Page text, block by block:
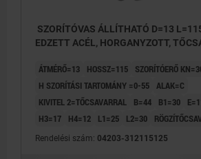
SZORÍTÓVAS ÁLLÍTHATÓ D=13
EDZETT ACÉL, HORGANYZOTT,
ÁTMÉRŐ=13 HOSSZ=115
SZORÍTÓERŐ
H SZORÍTÁSI TARTOMÁNY =0-55 ALAK=C
KIVITEL 2=TŐCSAVARRAL
B=44 B1=30
H3=17
H4=12 L1=25 L2=30
Rendelési szám: 04203-312115125